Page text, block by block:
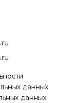
данных
данных